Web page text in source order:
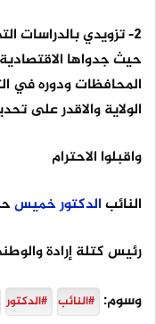
2- تزويدي بالدراسات
حيث جدواها
المحافظات ودوره في
الولاية والاقدر على
واقبلوا الاحترام
النائبالدكتورخميس
رئيس كتلة إرادة
وسوم: #النائب #الدكتور